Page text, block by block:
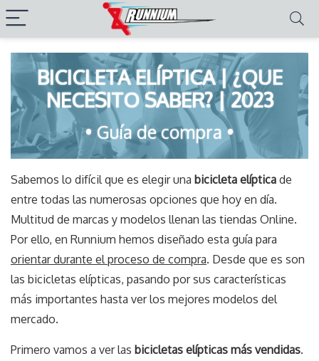
BICICLETA ELÍPTICA | ¿QUE
NECESITO SABER? | 2023
• Guía de compra •
Sabemos lo difícil que es elegir una bicicleta elíptica de
entre todas las numerosas opciones que hoy en día.
Multitud de marcas y modelos llenan las tiendas Online.
Por ello, en Runnium hemos diseñado esta guía para
orientar durante el proceso de compra. Desde que es son
las bicicletas elípticas, pasando por sus características
más importantes hasta ver los mejores modelos del
mercado.
Primero vamos a ver las bicicletas elípticas más vendidas.